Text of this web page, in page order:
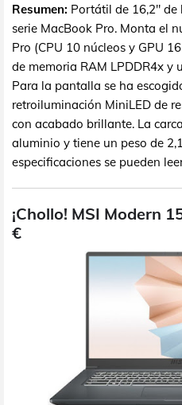
Resumen: Portátil de 16,2"
serie MacBook Pro. Monta el
Pro (CPU 10 núcleos y GPU
de memoria RAM LPDDR4x y
Para la pantalla se ha
retroiluminación MiniLED de
con acabado brillante. La
aluminio y tiene un peso de
especificaciones se pueden
¡Chollo! MSI Modern
€